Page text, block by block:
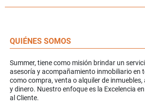
QUIÉNES SOMOS
Summer, tiene como misión brindar un
asesoría y acompañamiento inmobiliario en
como compra, venta o alquiler de
y dinero. Nuestro enfoque es la Excelencia
al Cliente.